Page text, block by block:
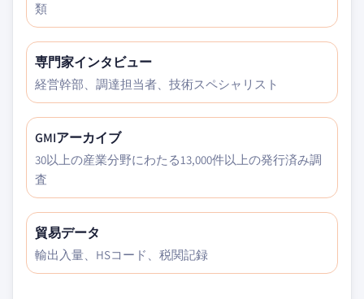
類
専門家インタビュー
経営幹部、調達担当者、技術スペシャリスト
GMIアーカイブ
30以上の産業分野にわたる13,000件以上の発行済み調
査
貿易データ
輸出入量、HSコード、税関記録